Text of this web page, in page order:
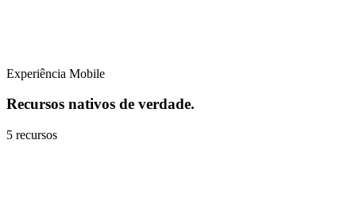
Experiência Mobile
Recursos nativos de verdade.
5 recursos